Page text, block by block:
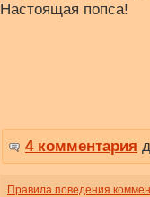
Настоящая попса!
4 комментария
Правила поведения